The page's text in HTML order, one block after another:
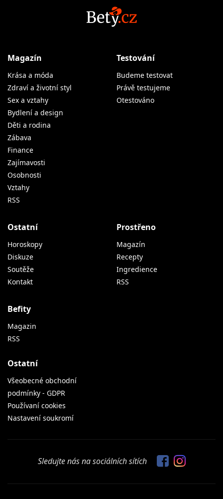
Magazín
Krása a móda
Zdraví a životní styl
Sex a vztahy
Bydlení a design
Děti a rodina
Zábava
Finance
Zajímavosti
Osobnosti
Vztahy
RSS
Testování
Budeme testovat
Právě testujeme
Otestováno
Ostatní
Horoskopy
Diskuze
Soutěže
Kontakt
Prostřeno
Magazín
Recepty
Ingredience
RSS
Befity
Magazin
RSS
Ostatní
Všeobecné obchodní
podmínky - GDPR
Používaní cookies
Nastavení soukromí
Sledujte nás na sociálních sítích